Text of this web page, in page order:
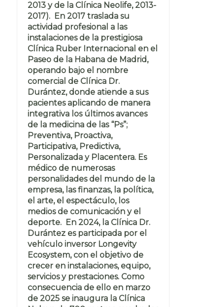
2013 y de la Clínica Neolife, 2013-
2017). En 2017 traslada su
actividad profesional a las
instalaciones de la prestigiosa
Clínica Ruber Internacional en el
Paseo de la Habana de Madrid,
operando bajo el nombre
comercial de Clínica Dr.
Durántez, donde atiende a sus
pacientes aplicando de manera
integrativa los últimos avances
de la medicina de las “Ps”;
Preventiva, Proactiva,
Participativa, Predictiva,
Personalizada y Placentera. Es
médico de numerosas
personalidades del mundo de la
empresa, las finanzas, la política,
el arte, el espectáculo, los
medios de comunicación y el
deporte. En 2024, la Clínica Dr.
Durántez es participada por el
vehículo inversor Longevity
Ecosystem, con el objetivo de
crecer en instalaciones, equipo,
servicios y prestaciones. Como
consecuencia de ello en marzo
de 2025 se inaugura la Clínica